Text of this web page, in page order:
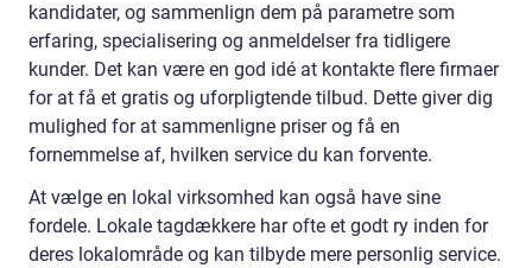
kandidater, og sammenlign dem på parametre som
erfaring, specialisering og anmeldelser fra tidligere
kunder. Det kan være en god idé at kontakte flere firmaer
for at få et gratis og uforpligtende tilbud. Dette giver dig
mulighed for at sammenligne priser og få en
fornemmelse af, hvilken service du kan forvente.
At vælge en lokal virksomhed kan også have sine
fordele. Lokale tagdækkere har ofte et godt ry inden for
deres lokalområde og kan tilbyde mere personlig service.